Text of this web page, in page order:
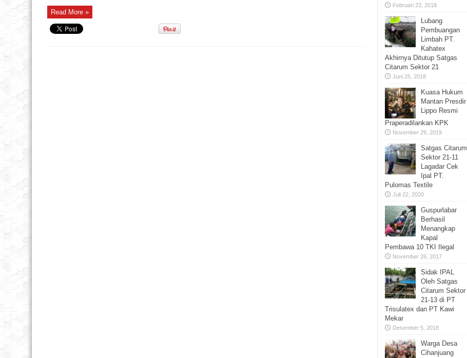
Read More »
Februari 23, 2018
Lubang
Pembuangan
Limbah PT.
Kahatex
Akhirnya Ditutup Satgas
Citarum Sektor 21
Juni 25, 2018
Kuasa Hukum
Mantan Presdir
Lippo Resmi
Praperadilankan KPK
November 29, 2019
Satgas Citarum
Sektor 21-11
Lagadar Cek
Ipal PT.
Pulomas Textile
Juli 22, 2020
Guspurlabar
Berhasil
Menangkap
Kapal
Pembawa 10 TKI Ilegal
November 26, 2017
Sidak IPAL
Oleh Satgas
Citarum Sektor
21-13 di PT
Trisulatex dan PT Kawi
Mekar
Desember 5, 2018
Warga Desa
Cihanjuang